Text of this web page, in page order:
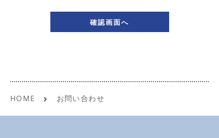
月日、住所、電話番号、連絡先その他の記
述等により特定の個人を識別できる情報を
報」以外のものをいい、ご利用いただいた
なったページや広告の履歴、ユーザーが検
索された検索キーワード、ご利用日時、ご
HOME お問い合わせ